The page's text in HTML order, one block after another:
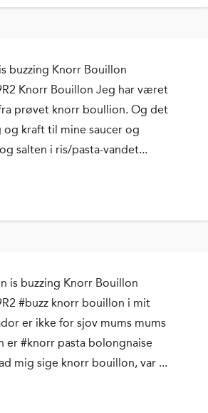
buzzing Knorr Bouillon
Knorr Bouillon Jeg har været
prøvet knorr boullion. Og det
og kraft til mine saucer og
salten i ris/pasta-vandet...
is buzzing Knorr Bouillon
#buzz knorr bouillon i mit
er ikke for sjov mums mums
er #knorr pasta bolongnaise
mig sige knorr bouillon, var ...